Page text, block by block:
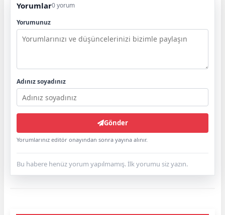
Yorumlar0 yorum
Yorumunuz
Adınız soyadınız
Gönder
Yorumlarınız editör onayından sonra yayına alınır.
Bu habere henüz yorum yapılmamış. İlk yorumu siz yazın.